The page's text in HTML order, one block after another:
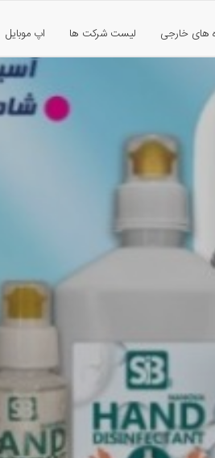
های خارجی لیست شرکت ها اپ موبایل